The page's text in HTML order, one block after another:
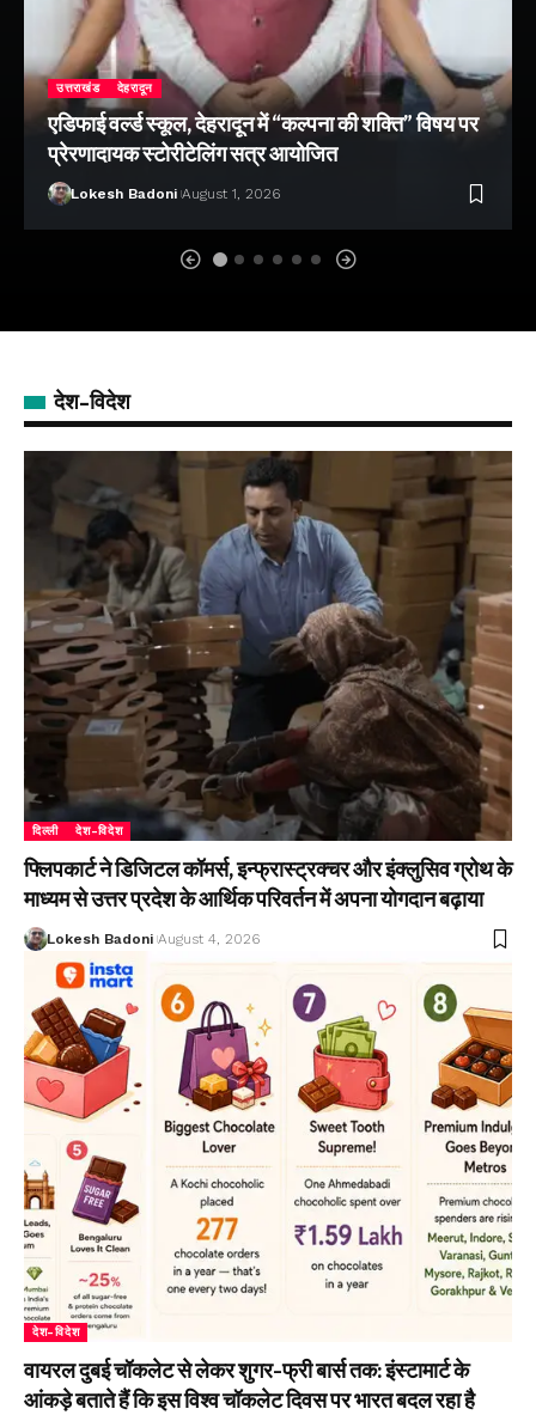
उत्तराखंड देहरादून
एडिफाई वर्ल्ड स्कूल, देहरादून में “कल्पना की शक्ति” विषय पर
प्रेरणादायक स्टोरीटेलिंग सत्र आयोजित
Lokesh Badoni August 1, 2026
देश-विदेश
दिल्ली देश-विदेश
फ्लिपकार्ट ने डिजिटल कॉमर्स, इन्फ्रास्ट्रक्चर और इंक्लुसिव ग्रोथ के
माध्यम से उत्तर प्रदेश के आर्थिक परिवर्तन में अपना योगदान बढ़ाया
Lokesh Badoni August 4, 2026
देश-विदेश
वायरल दुबई चॉकलेट से लेकर शुगर-फ्री बार्स तक: इंस्टामार्ट के
आंकड़े बताते हैं कि इस विश्व चॉकलेट दिवस पर भारत बदल रहा है